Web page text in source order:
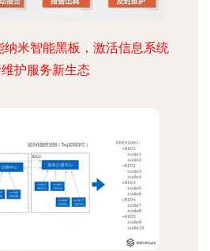
纳米智能黑板，激活信息系统
护服务新生态